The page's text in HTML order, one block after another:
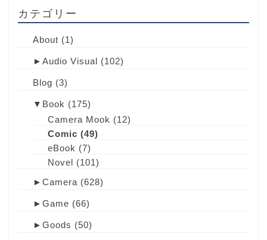
カテゴリー
About (1)
► Audio Visual (102)
Blog (3)
▼ Book (175)
Camera Mook (12)
Comic (49)
eBook (7)
Novel (101)
► Camera (628)
► Game (66)
► Goods (50)